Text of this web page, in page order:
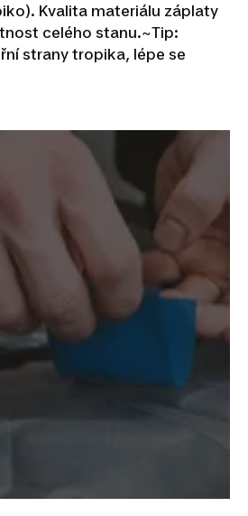
Kvalita materiálu záplaty
celého stanu.~Tip:
strany tropika, lépe se